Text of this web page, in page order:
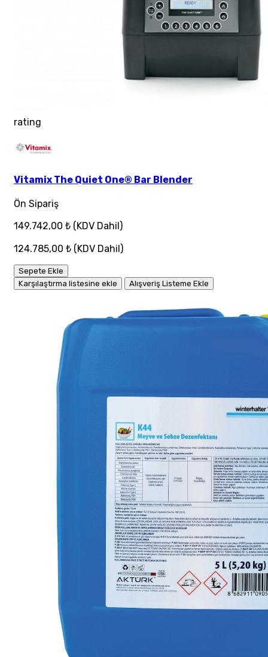
rating
Vitamix The Quiet One® Bar Blender
Ön Sipariş
149.742,00 ₺ (KDV Dahil)
124.785,00 ₺ (KDV Dahil)
Sepete Ekle
Karşılaştırma listesine ekle
Alışveriş Listeme Ekle